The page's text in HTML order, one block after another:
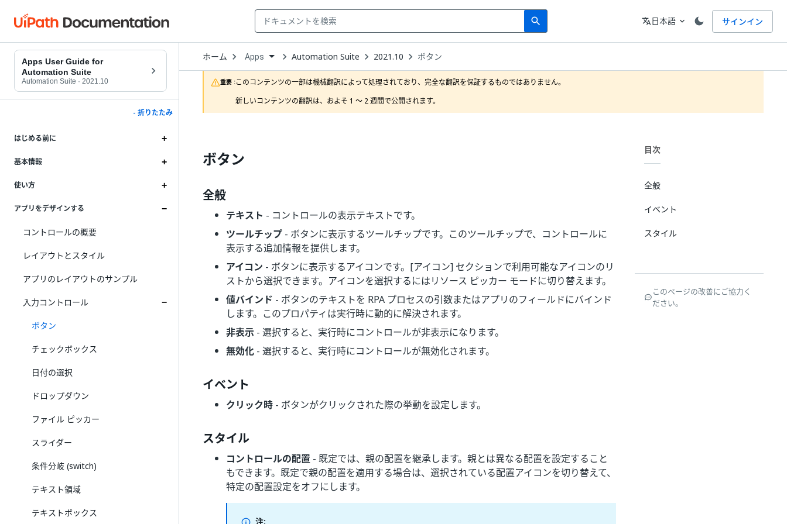
search
Search 言語
translate日本語 expand_more サインイン
Apps User Guide for
Automation Suite
Automation Suite · 2021.10
- 折りたたみ
はじめる前に
基本情報
使い方
アプリをデザインする
コントロールの概要
レイアウトとスタイル
アプリのレイアウトのサンプル
入力コントロール
ボタン
チェックボックス
日付の選択
ドロップダウン
ファイル ピッカー
スライダー
条件分岐 (switch)
テキスト領域
テキストボックス
ホーム Open
Dropdown
to
choose
product
Apps Automation Suite 2021.10 ボタン
重要 :このコンテンツの一部は機械翻訳によって処理されており、完全な翻訳を保証するものではありません。
新しいコンテンツの翻訳は、およそ 1 ～ 2 週間で公開されます。
ボタン
全般
テキスト - コントロールの表示テキストです。
ツールチップ - ボタンに表示するツールチップです。このツールチップで、コントロールに
表示する追加情報を提供します。
アイコン - ボタンに表示するアイコンです。[アイコン] セクションで利用可能なアイコンのリ
ストから選択できます。アイコンを選択するにはリソース ピッカー モードに切り替えます。
値バインド - ボタンのテキストを RPA プロセスの引数またはアプリのフィールドにバインド
します。このプロパティは実行時に動的に解決されます。
非表示 - 選択すると、実行時にコントロールが非表示になります。
無効化 - 選択すると、実行時にコントロールが無効化されます。
イベント
クリック時 - ボタンがクリックされた際の挙動を設定します。
スタイル
コントロールの配置 - 既定では、親の配置を継承します。親とは異なる配置を設定すること
もできます。既定で親の配置を適用する場合は、選択されている配置アイコンを切り替えて、
特定の配置設定をオフにします。
注:
目次
全般
イベント
スタイル
このページの改善にご協力く
ださい。